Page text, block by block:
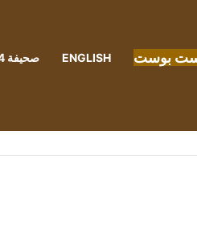
بوست ENGLISH صحيفة 24 لمعلوماتك